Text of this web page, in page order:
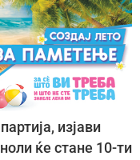
изјави
ќе стане 10-ти